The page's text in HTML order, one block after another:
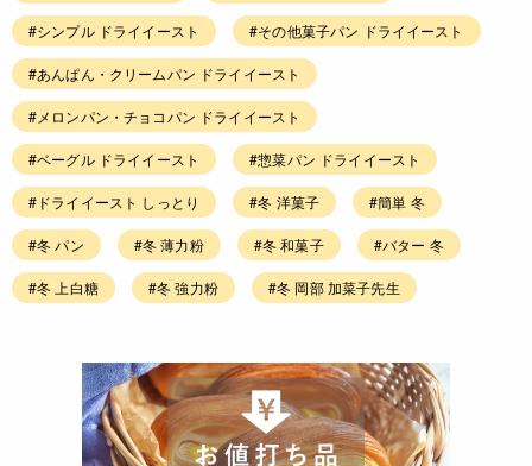
#シンプル ドライイースト #その他菓子パン ドライイースト
#あんぱん・クリームパン ドライイースト
#メロンパン・チョコパン ドライイースト
#ベーグル ドライイースト #惣菜パン ドライイースト
#ドライイースト しっとり #冬 洋菓子 #簡単 冬
#冬 パン #冬 薄力粉 #冬 和菓子 #バター 冬
#冬 上白糖 #冬 強力粉 #冬 岡部 加菜子先生